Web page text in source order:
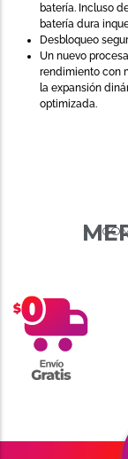
batería. Incluso
batería dura
Desbloqueo
Un nuevo
rendimiento con
la expansión
optimizada.